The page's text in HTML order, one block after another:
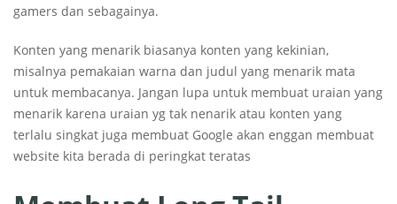
gamers dan sebagainya.
Konten yang menarik biasanya konten yang kekinian,
misalnya pemakaian warna dan judul yang menarik mata
untuk membacanya. Jangan lupa untuk membuat uraian yang
menarik karena uraian yg tak nenarik atau konten yang
terlalu singkat juga membuat Google akan enggan membuat
website kita berada di peringkat teratas